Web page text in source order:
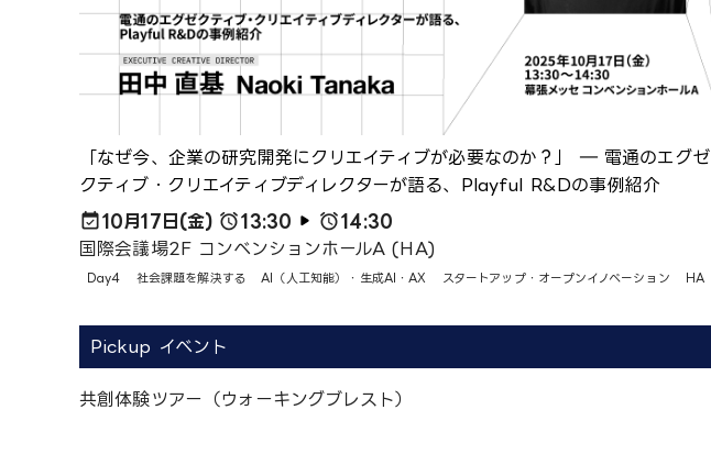
「なぜ今、企業の研究開発にクリエイティブが必要なのか？」 ― 電通のエグゼ
クティブ・クリエイティブディレクターが語る、Playful R&Dの事例紹介
国際会議場2F コンベンションホールA (HA)
10月17日(金) 13:30 14:30
Day4 社会課題を解決する AI（人工知能）・生成AI・AX スタートアップ・オープンイノベーション HA
Pickup イベント
共創体験ツアー（ウォーキングブレスト）